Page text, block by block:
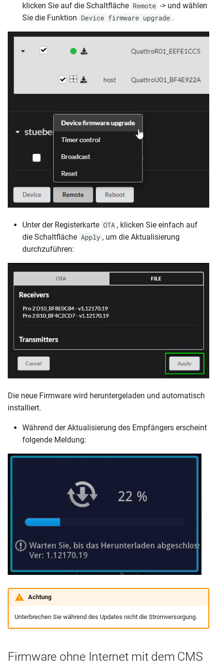
klicken Sie auf die Schaltfläche Remote -> und wählen
Sie die Funktion Device firmware upgrade .
Unter der Registerkarte OTA , klicken Sie einfach auf
die Schaltfläche Apply , um die Aktualisierung
durchzuführen:
Die neue Firmware wird heruntergeladen und automatisch
installiert.
Während der Aktualisierung des Empfängers erscheint
folgende Meldung:
Achtung
Unterbrechen Sie während des Updates nicht die Stromversorgung.
Firmware ohne Internet mit dem CMS